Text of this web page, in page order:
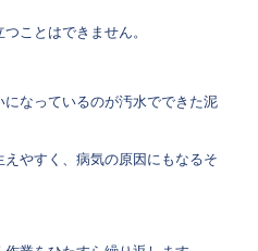
ことはできません。
なっているのが汚水でできた泥
やすく、病気の原因にもなるそ